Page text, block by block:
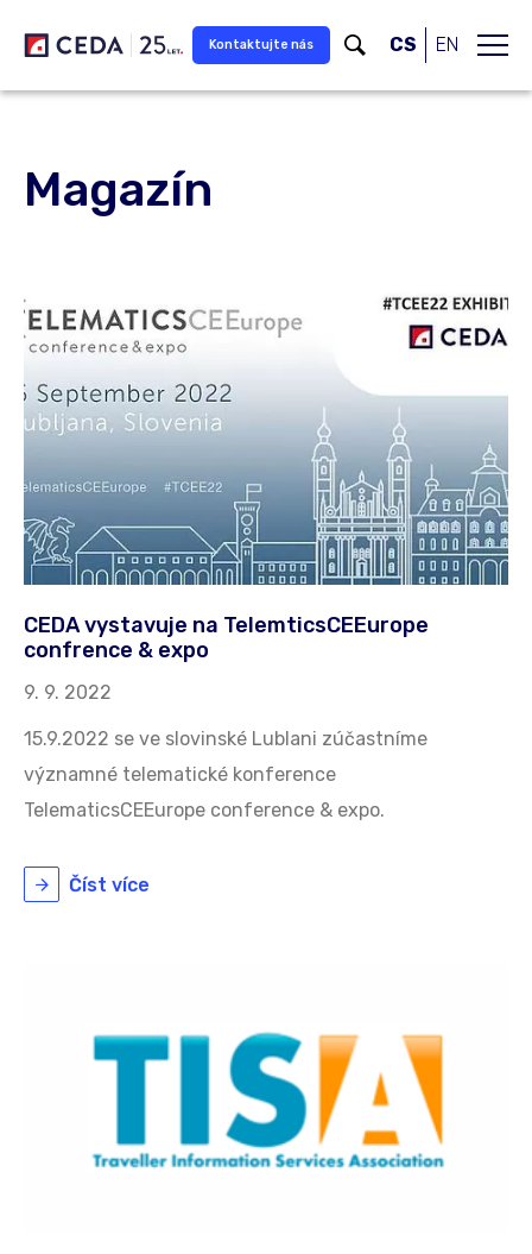
Kontaktujte nás CS EN
Magazín
CEDA vystavuje na TelemticsCEEurope
confrence & expo
9. 9. 2022
15.9.2022 se ve slovinské Lublani zúčastníme
významné telematické konference
TelematicsCEEurope conference & expo.
Číst více